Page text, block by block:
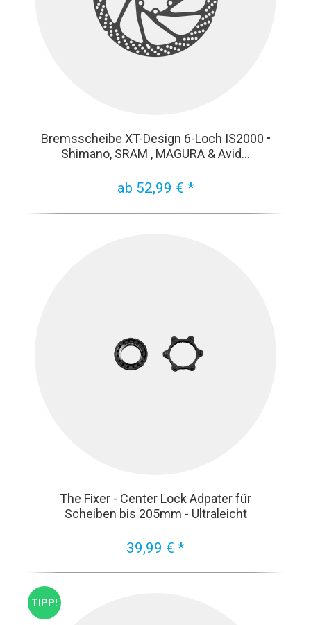
Bremsscheibe XT-Design 6-Loch IS2000 •
Shimano, SRAM , MAGURA & Avid...
ab 52,99 € *
The Fixer - Center Lock Adpater für
Scheiben bis 205mm - Ultraleicht
39,99 € *
TIPP!